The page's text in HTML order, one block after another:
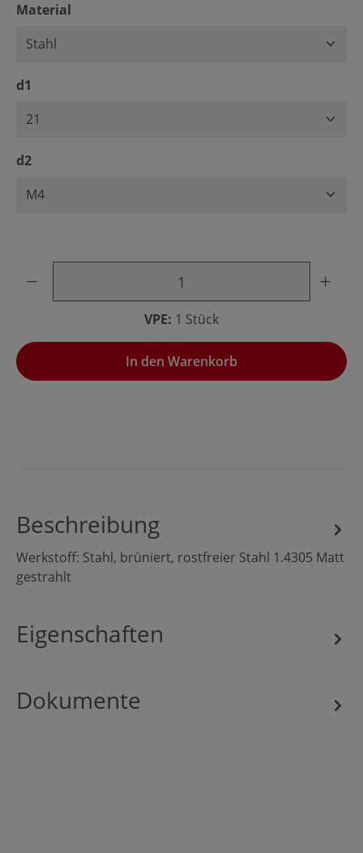
Material
d1
d2auswählen
VPE: 1 Stück
In den Warenkorb
Beschreibung
Werkstoff: Stahl, brüniert, rostfreier Stahl 1.4305 Matt
gestrahlt
Eigenschaften
Dokumente